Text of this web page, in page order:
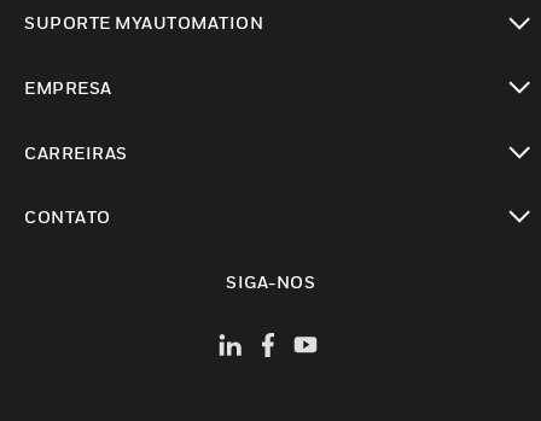
SUPORTE MYAUTOMATION
EMPRESA
CARREIRAS
CONTATO
SIGA-NOS